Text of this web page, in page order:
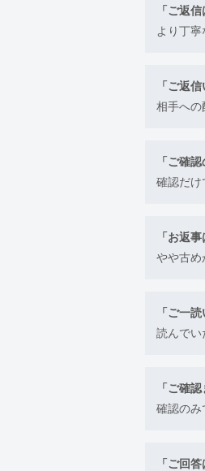
「ご返
より丁
「ご返
相手への
「ご確
確認だけ
「お返
やや古め
「ご一
読んでい
「ご確
確認のみ
「ご回